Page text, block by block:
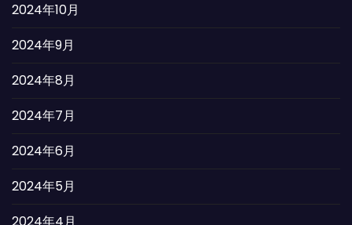
2024年10月
2024年9月
2024年8月
2024年7月
2024年6月
2024年5月